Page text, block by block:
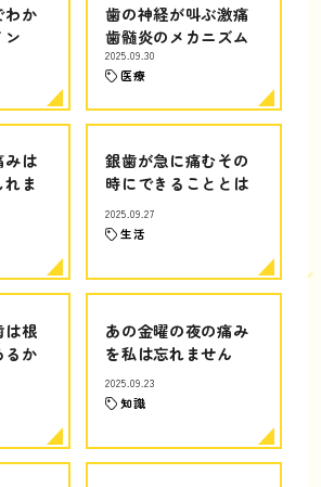
わか
ン
歯の神経が叫ぶ激痛
歯髄炎のメカニズム
2025.09.30
医療
みは
ま
銀歯が急に痛むその
時にできることとは
2025.09.27
生活
は根
るか
あの金曜の夜の痛み
を私は忘れません
2025.09.23
知識